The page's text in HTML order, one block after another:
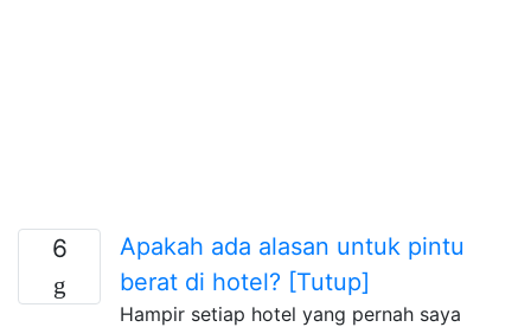
6
Apakah ada alasan untuk pintu
berat di hotel? [Tutup]
Hampir setiap hotel yang pernah saya